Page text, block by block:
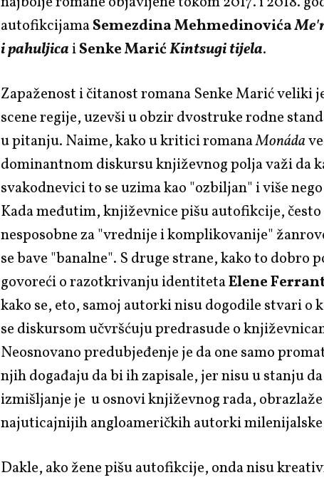
autofikcijamaSemezdina Mehmedinovića
i pahuljica iSenke MarićKintsugi tijela.
Zapaženost i čitanost romana Senke Marić veliki
scene regije, uzevši u obzir dvostruke rodne
u pitanju. Naime, kako u kritici romanaMonáda
dominantnom diskursu književnog polja važi da
svakodnevici to se uzima kao "ozbiljan" i više
Kada međutim, književnice pišu autofikcije, često
nesposobne za "vrednije i komplikovanije"
se bave "banalne". S druge strane, kako to dobro
govoreći o razotkrivanju identitetaElene
kako se, eto, samoj autorki nisu dogodile stvari o
se diskursom učvršćuju predrasude o
Neosnovano predubjeđenje je da one samo
njih događaju da bi ih zapisale, jer nisu u stanju
izmišljanje je u osnovi književnog rada,
najuticajnijih angloameričkih autorki milenijalske
Dakle, ako žene pišu autofikcije, onda nisu